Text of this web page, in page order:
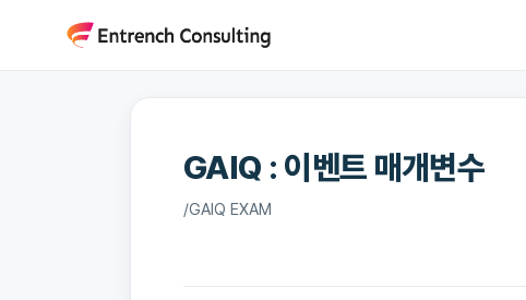
츠
GAIQ : 이벤트 매개변수
/GAIQ EXAM